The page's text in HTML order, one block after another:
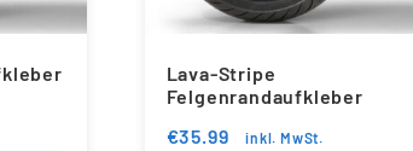
Lava-Stripe
Felgenrandaufkleber
€35.99 inkl. MwSt.